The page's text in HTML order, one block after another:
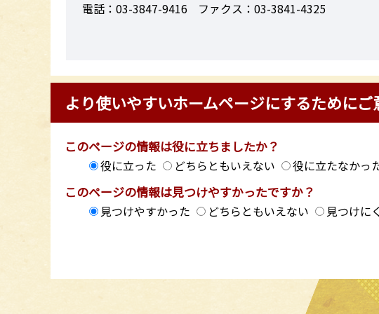
電話：03-3847-9416 ファクス：03-3841-4325
より使いやすいホームページにするためにご
このページの情報は役に立ちましたか？
役に立った どちらともいえない 役に立たなかっ
このページの情報は見つけやすかったですか？
見つけやすかった どちらともいえない 見つけに